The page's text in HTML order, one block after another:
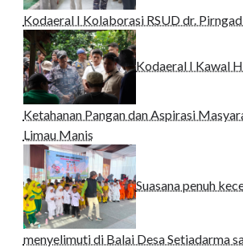
Kodaeral I Kolaborasi RSUD dr.
Kodaeral I Kawal
Ketahanan Pangan dan Aspirasi
Limau Manis
Suasana penuh
menyelimuti di Balai Desa Setiadarma